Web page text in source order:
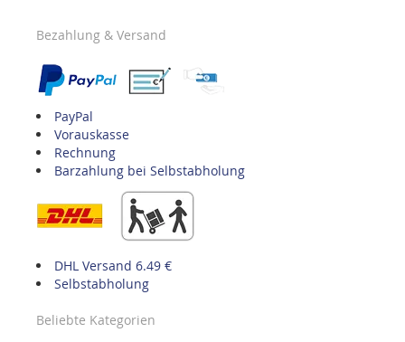
Bezahlung & Versand
PayPal
Vorauskasse
Rechnung
Barzahlung bei Selbstabholung
DHL Versand 6.49 €
Selbstabholung
Beliebte Kategorien